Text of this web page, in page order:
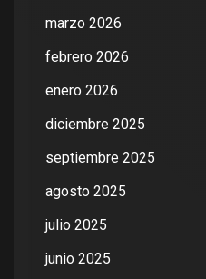
marzo 2026
febrero 2026
enero 2026
diciembre 2025
septiembre 2025
agosto 2025
julio 2025
junio 2025